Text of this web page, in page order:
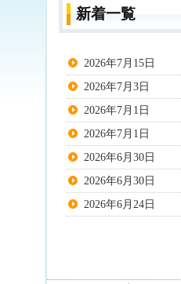
新着一覧
2026年7月15日
2026年7月3日
2026年7月1日
2026年7月1日
2026年6月30日
2026年6月30日
2026年6月24日